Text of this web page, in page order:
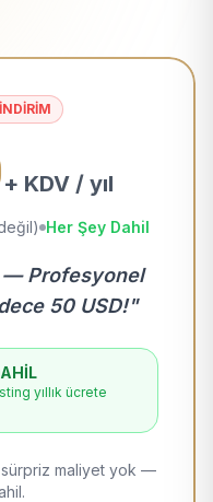
+ KDV / yıl
Her Şey Dahil
— Profesyonel
50 USD!"
yıllık ücrete
sürpriz maliyet yok —